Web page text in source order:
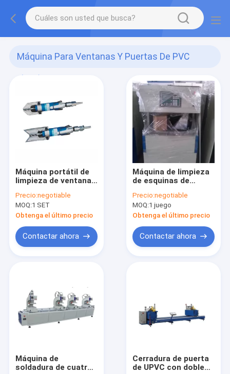
Máquina Para Ventanas Y Puertas De PVC
Máquina portátil de
limpieza de ventanas
Precio:negotiable
MOQ:1 SET
Obtenga el último precio
Contactar ahora
Máquina de limpieza
de esquinas de
Precio:negotiable
MOQ:1 juego
Obtenga el último precio
Contactar ahora
Máquina de
soldadura de cuatro
Cerradura de puerta
de UPVC con doble